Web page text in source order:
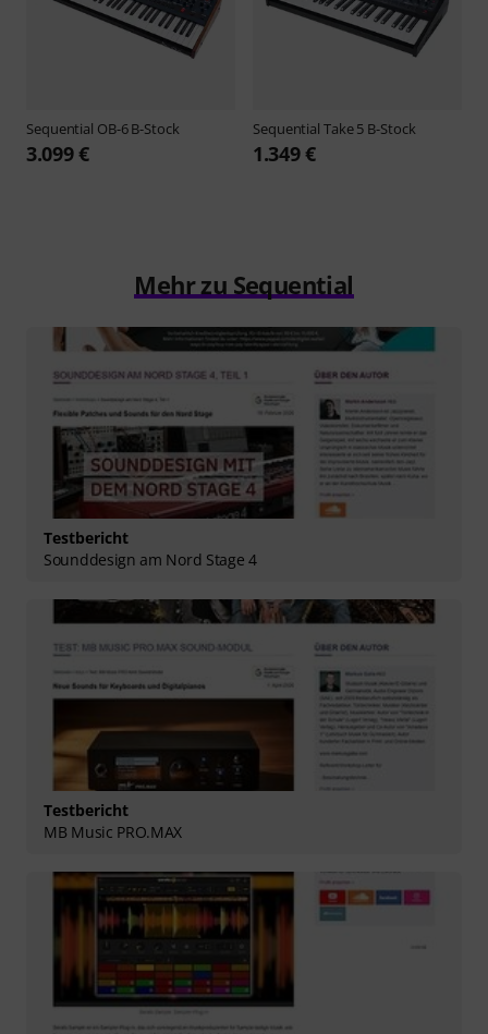
Sequential OB-6 B-Stock
3.099 €
Sequential Take 5 B-Stock
1.349 €
Mehr zu Sequential
Testbericht
Sounddesign am Nord Stage 4
Testbericht
MB Music PRO.MAX